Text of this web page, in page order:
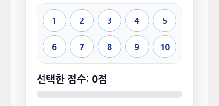
1 2 3 4 5
6 7 8 9 10
선택한 점수: 0점